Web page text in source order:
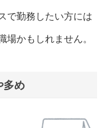
で勤務したい方には
場かもしれません。
多め